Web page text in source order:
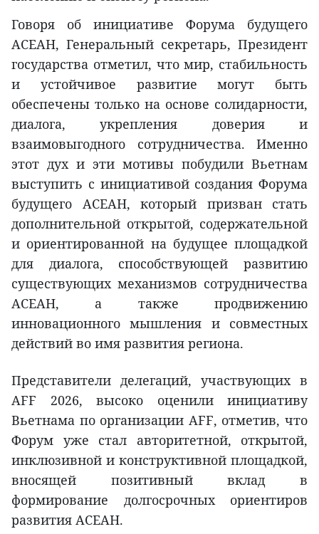
Говоря об инициативе Форума будущего
АСЕАН, Генеральный секретарь, Президент
государства отметил, что мир, стабильность
и устойчивое развитие могут быть
обеспечены только на основе солидарности,
диалога, укрепления доверия и
взаимовыгодного сотрудничества. Именно
этот дух и эти мотивы побудили Вьетнам
выступить с инициативой создания Форума
будущего АСЕАН, который призван стать
дополнительной открытой, содержательной
и ориентированной на будущее площадкой
для диалога, способствующей развитию
существующих механизмов сотрудничества
АСЕАН, а также продвижению
инновационного мышления и совместных
действий во имя развития региона.
Представители делегаций, участвующих в
AFF 2026, высоко оценили инициативу
Вьетнама по организации AFF, отметив, что
Форум уже стал авторитетной, открытой,
инклюзивной и конструктивной площадкой,
вносящей позитивный вклад в
формирование долгосрочных ориентиров
развития АСЕАН.